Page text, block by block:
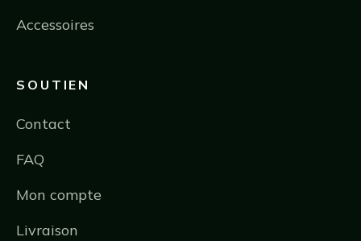
Accessoires
SOUTIEN
Contact
FAQ
Mon compte
Livraison